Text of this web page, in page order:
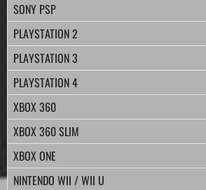
SONY PSP
PLAYSTATION 2
PLAYSTATION 3
PLAYSTATION 4
XBOX 360
XBOX 360 SLIM
XBOX ONE
NINTENDO WII / WII U